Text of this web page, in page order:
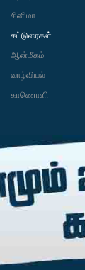
சினிமா
கட்டுரைகள்
ஆன்மீகம்
வாழ்வியல்
காணொளி